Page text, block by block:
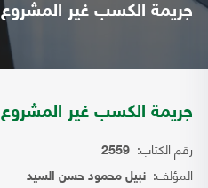
جريمة الكسب غير المشروع
جريمة الكسب غير المشروع
رقم الكتاب: 2559
المؤلف: نبيل محمود حسن السيد